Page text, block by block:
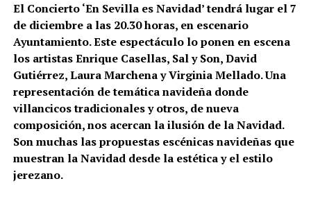
El Concierto ‘En Sevilla es Navidad’ tendrá lugar el 7
de diciembre a las 20.30 horas, en escenario
Ayuntamiento. Este espectáculo lo ponen en escena
los artistas Enrique Casellas, Sal y Son, David
Gutiérrez, Laura Marchena y Virginia Mellado. Una
representación de temática navideña donde
villancicos tradicionales y otros, de nueva
composición, nos acercan la ilusión de la Navidad.
Son muchas las propuestas escénicas navideñas que
muestran la Navidad desde la estética y el estilo
jerezano.